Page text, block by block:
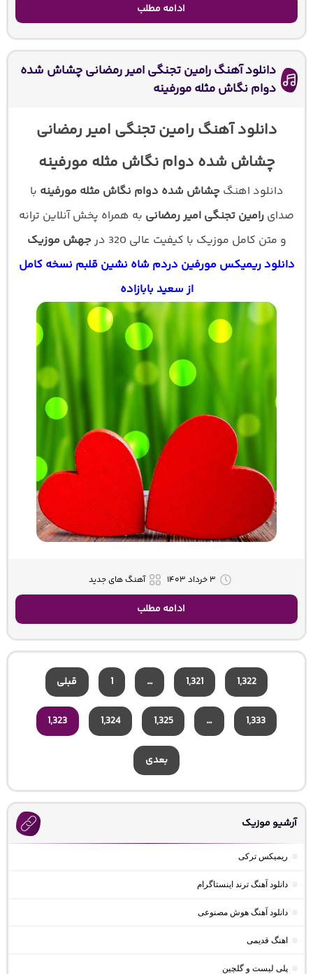
ادامه مطلب
دانلود آهنگ رامین تجنگی امیر رمضانی چشاش شده
دوام نگاش مثله مورفینه
دانلود آهنگ رامین تجنگی امیر رمضانی
چشاش شده دوام نگاش مثله مورفینه
دانلود اهنگچشاش شده دوام نگاش مثله مورفینه با
صدای رامین تجنگی امیر رمضانی به همراه پخش آنلاین ترانه
و متن کامل موزیک با کیفیت عالی 320 در
جهش موزیک
دانلود ریمیکس مورفین دردم شاه نشین قلبم نسخه کامل
از سعید بابازاده
۳ خرداد ۱۴۰۳ آهنگ های جدید
ادامه مطلب
قبلی 1 … 1,321 1,322
1,323 1,324 1,325 … 1,333
بعدی
آرشیو موزیک
ریمیکس ترکی
دانلود آهنگ ترند اینستاگرام
دانلود آهنگ هوش مصنوعی
اهنگ قدیمی
پلی لیست و گلچین